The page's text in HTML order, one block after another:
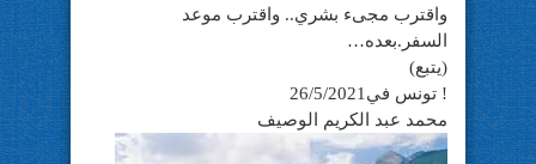
واقترب مجىء بشري.. واقترب موعد
السفر.بعده…
(يتبع)
! تونس في26/5/2021
محمد عبد الكريم الوصيف